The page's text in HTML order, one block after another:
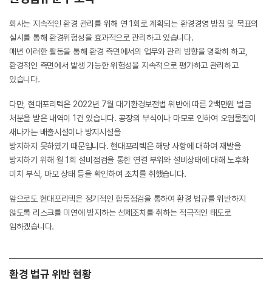
회사는 지속적인 환경 관리를 위해 연 1회로 계획되는 환경경영 방침 및 목표의
실시를 통해 환경위험성을 효과적으로 관리하고 있습니다.
매년 이러한 활동을 통해 환경 측면에서의 업무와 관리 방향을 명확히 하고,
환경적인 측면에서 발생 가능한 위험성을 지속적으로 평가하고 관리하고
있습니다.
다만, 현대포리텍은 2022년 7월 대기환경보전법 위반에 따른 2백만원 벌금
처분을 받은 내역이 1건 있습니다. 공장의 부식이나 마모로 인하여 오염물질이
새나가는 배출시설이나 방지시설을
방지하지 못하였기 때문입니다. 현대포리텍은 해당 사항에 대하여 재발을
방지하기 위해 월 1회 설비점검을 통한 연결 부위와 설비상태에 대해 노후화
미치 부식, 마모 상태 등을 확인하여 조치를 취했습니다.
앞으로도 현대포리텍은 정기적인 합동점검을 통하여 환경 법규를 위반하지
않도록 리스크를 미연에 방지하는 선제조치를 취하는 적극적인 태도로
임하겠습니다.
환경 법규 위반 현황